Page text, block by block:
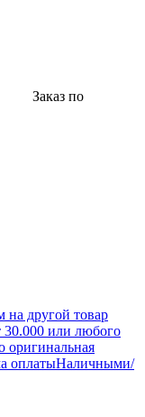
Заказ по
на другой товар
30.000 или любого
оригинальная
оплатыНаличными/